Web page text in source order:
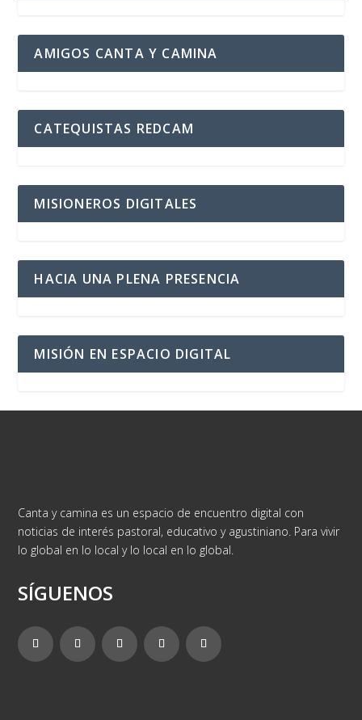
AMIGOS CANTA Y CAMINA
CATEQUISTAS REDCAM
MISIONEROS DIGITALES
HACIA UNA PLENA PRESENCIA
MISIÓN EN ESPACIO DIGITAL
Canta y camina es un espacio de encuentro digital con
noticias de interés pastoral, educativo y agustiniano. Para vivir
lo global en lo local y lo local en lo global.
SÍGUENOS